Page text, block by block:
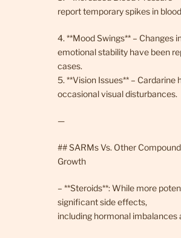
report temporary spikes in
4. **Mood Swings** – Changes
emotional stability have been
cases.
5. **Vision Issues** – Cardarine
occasional visual disturbances.
—
## SARMs Vs. Other
Growth
– **Steroids**: While more
significant side effects,
including hormonal imbalances